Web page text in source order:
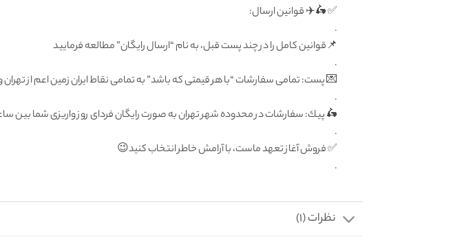
✅ 🛵✈️ قوانين ارسال:
.
📌قوانین کامل را در چند پست قبل، به نام “ارسال رایگان” مطالعه فرمایید
.
💌 پست: تمامى سفارشات “با هر قيمتى كه باشد” به تمامى نقاط ايران زمين اعم از
.
🛵 پيك: سفارشات در محدوده شهر تهران به صورت رايگان فرداى روز واريزى شما بين ساعت ۱۵ تا ٢٠ تحويل شما مى
.
✅ فروش آغاز تعهد ماست، با آرامش خاطر انتخاب كنيد😉
.
نظرات (1)